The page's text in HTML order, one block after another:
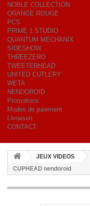
NOBLE COLLECTION
ORANGE ROUGE
PCS
PRIME 1 STUDIO
QUANTUM MECHANIX
SIDESHOW
THREEZERO
TWEETERHEAD
UNITED CUTLERY
WETA
NENDOROID
Promotions
Modes de paiement
Livraison
CONTACT
JEUX VIDEOS
CUPHEAD nendoroid